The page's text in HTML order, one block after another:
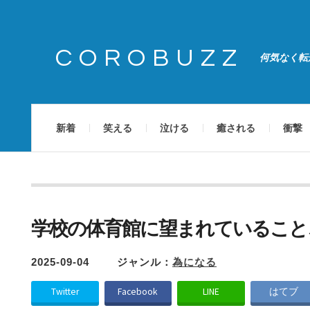
COROBUZZ 何気なく
新着 笑える 泣ける 癒される 衝撃
学校の体育館に望まれているこ
2025-09-04 ジャンル： 為になる
Twitter Facebook LINE はてブ